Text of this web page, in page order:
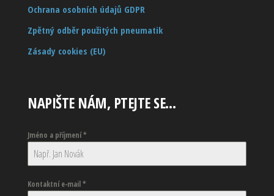
Ochrana osobních údajů GDPR
Zpětný odběr použitých pneumatik
Zásady cookies (EU)
NAPIŠTE NÁM, PTEJTE SE…
Jméno a příjmení*
Kontaktní e-mail*